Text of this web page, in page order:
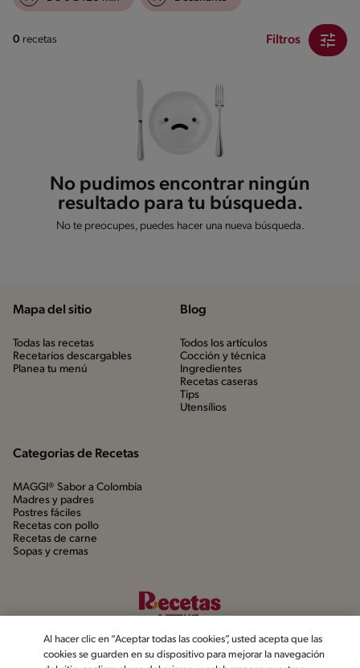
0 recetas Filtros
No pudimos encontrar ningún
resultado para tu búsqueda.
No te preocupes, puedes hacer una nueva búsqueda.
Mapa del sitio
Todas las recetas
Recetarios descargables
Planea tu menú
Blog
Todos los artículos
Cocción y técnica
Ingredientes
Recetas caseras
Tips
Utensílios
Categorias de Recetas
MAGGI® Sabor a Colombia
Madres y padres
Postres fáciles
Recetas con pollo
Recetas de carne
Sopas y cremas
Al hacer clic en “Aceptar todas las cookies”, usted acepta que las
cookies se guarden en su dispositivo para mejorar la navegación